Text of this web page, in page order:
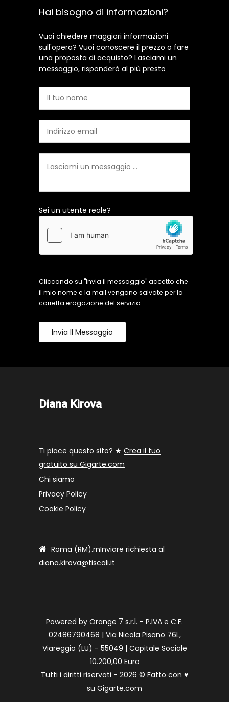
Hai bisogno di informazioni?
Vuoi chiedere maggiori informazioni
sull'opera? Vuoi conoscere il prezzo o fare
una proposta di acquisto? Lasciami un
messaggio, risponderò al più presto
Sei un utente reale?
Cliccando su "Invia il messaggio" accetto che
il mio nome e la mail vengano salvate per la
corretta erogazione del servizio
Invia Il Messaggio
Diana Kirova
Ti piace questo sito? ★ Crea il tuo
gratuito su Gigarte.com
Chi siamo
Privacy Policy
Cookie Policy
Roma (RM).rnInviare richiesta al
diana.kirova@tiscali.it
Powered by Orange 7 s.r.l. - P.IVA e C.F.
02486790468 | Via Nicola Pisano 76L,
Viareggio (LU) - 55049 | Capitale Sociale
10.200,00 Euro
Tutti i diritti riservati - 2026 © Fatto con ♥
su Gigarte.com